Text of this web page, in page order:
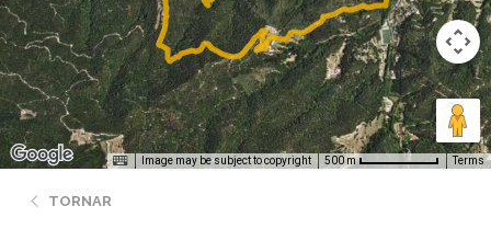
Image may be subject to copyright 500 m Terms
TORNAR